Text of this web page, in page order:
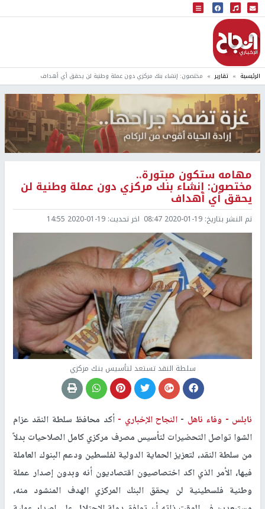
البث المباشر
إذاعة النجاح
الرئيسية تقارير مختصون: إنشاء بنك مركزي دون عملة وطنية لن يحقق أي أهداف
مهامه ستكون مبتورة..
مختصون: إنشاء بنك مركزي دون عملة وطنية لن
يحقق أي أهداف
تم النشر بتاريخ: 2020-01-19 08:47 اخر تحديث: 2020-01-19 14:55
سلطة النقد تستعد لتأسيس بنك مركزي
نابلس - وفاء ناهل -النجاح الإخباري -أكد محافظ سلطة النقد عزام
الشوا تواصل التحضيرات لتأسيس مصرف مركزي كامل الصلاحيات بدلاً
من سلطة النقد، لتعزيز الحماية الدولية لفلسطين ودعم البنوك العاملة
فيها، الأمر الذي اكد اختصاصيون اقتصاديون أنه وبدون إصدار عملة
وطنية فلسطينية لن يحقق البنك المركزي الهدف المنشود منه،